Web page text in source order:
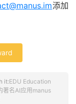
添加
it:EDU Education
著名AI应用manus